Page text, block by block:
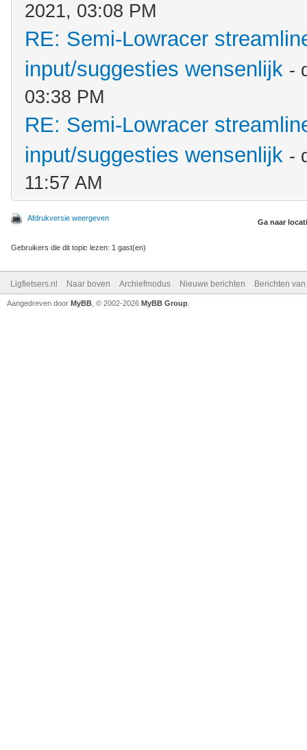
2021, 03:08 PM
RE: Semi-Lowracer
input/suggesties wensenlijk -
03:38 PM
RE: Semi-Lowracer
input/suggesties wensenlijk -
11:57 AM
Afdrukversie weergeven Ga naar
Gebruikers die dit topic lezen: 1 gast(en)
Ligfietsers.nl Naar boven Archiefmodus Nieuwe berichten Berichten
Aangedreven door MyBB , © 2002-2026 MyBB Group